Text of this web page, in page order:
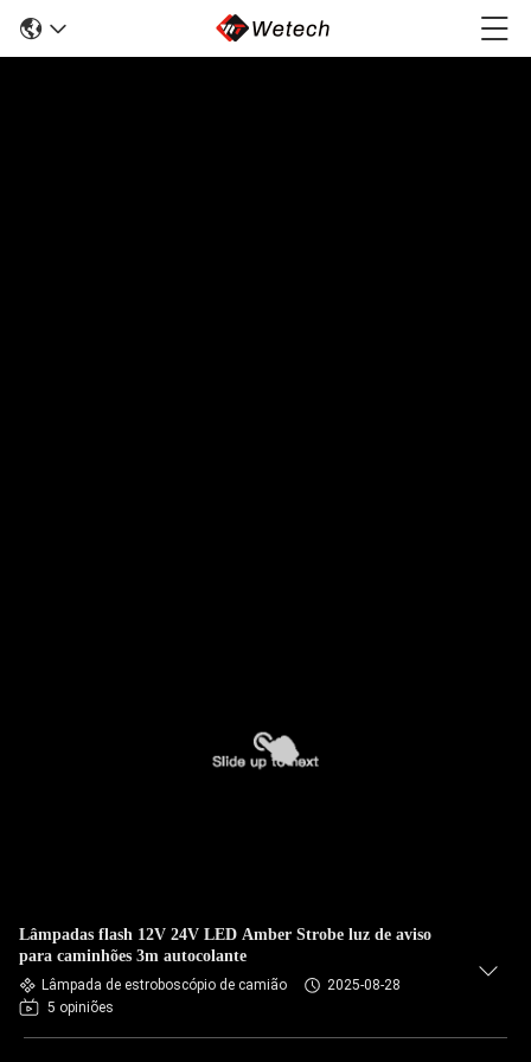
Lâmpadas flash 12V 24V LED Amber Strobe luz de aviso
para caminhões 3m autocolante
Lâmpada de estroboscópio de camião
2025-08-28
5 opiniões